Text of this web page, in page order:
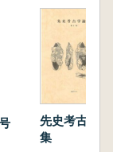
先史考古学
集